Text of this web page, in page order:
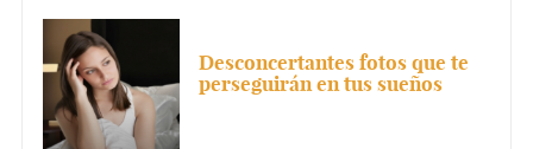
Desconcertantes fotos que te
perseguirán en tus sueños